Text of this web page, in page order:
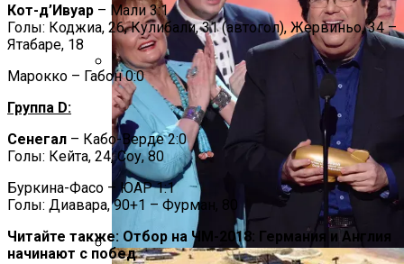
Прокурор Хмельницкой Области Умер
От Осложнений Коронавируса
Кот-д’Ивуар – Мали 3:1
Голы: Коджиа, 26, Кулибали, 31 (автогол), Жервиньо, 34 –
Ятабаре, 18
Марокко – Габон 0:0
Группа D:
Сенегал – Кабо-Верде 2:0
Голы: Кейта, 24, Соу, 80
Буркина-Фасо – ЮАР 1:1
Голы: Диавара, 90+1 – Фурман, 80
Читайте также: Отбор на ЧМ-2018: Германия и Англия
начинают с побед